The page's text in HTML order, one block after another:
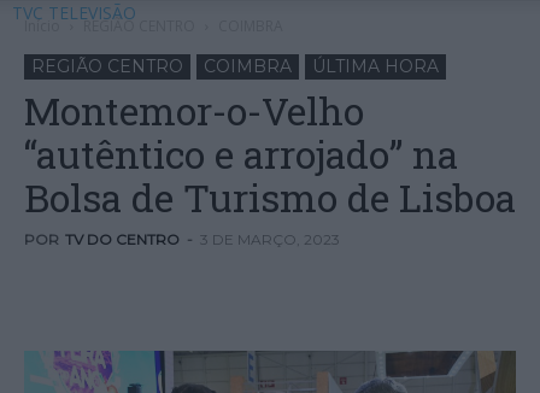
TVC TELEVISÃO
Início REGIÃO CENTRO
REGIÃO CENTRO COIMBRA ÚLTIMA HORA
Montemor-o-Velho
“autêntico e arrojado” na
Bolsa de Turismo de Lisboa
POR TV DO CENTRO - 3 DE MARÇO, 2023